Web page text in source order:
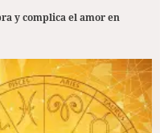
y complica el amor en